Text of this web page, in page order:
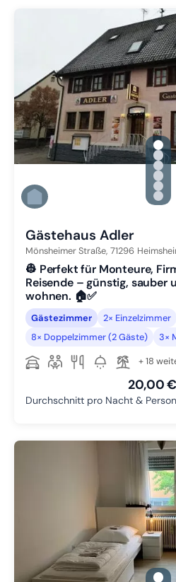
Zu
Zu
Zu
Zu
Zu
Zu
Gästehaus Adler
Mönsheimer Straße, 71296
👷 Perfekt für Monteure,
Reisende – günstig, sauber
wohnen. 🏠✅
Gästezimmer
2× Einzelzimmer
8× Doppelzimmer (2 Gäste)
3×
+ 18
20,00 €
Durchschnitt pro Nacht & Person